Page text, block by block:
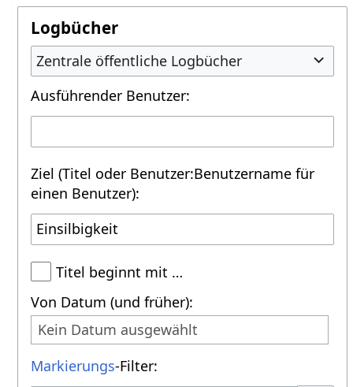
Logbücher
Zentrale öffentliche Logbücher
Ausführender Benutzer:
Ziel (Titel oder Benutzer:Benutzername für
einen Benutzer):
Titel beginnt mit …
Von Datum (und früher):
Kein Datum ausgewählt
Markierungs-Filter: